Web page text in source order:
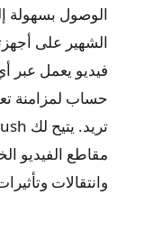
الوصول بسهولة
الشهير على
فيديو يعمل عبر
حساب لمزامنة
مقاطع الفيديو
وانتقالات